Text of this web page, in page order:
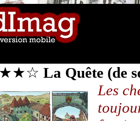
La Quête (de
Les